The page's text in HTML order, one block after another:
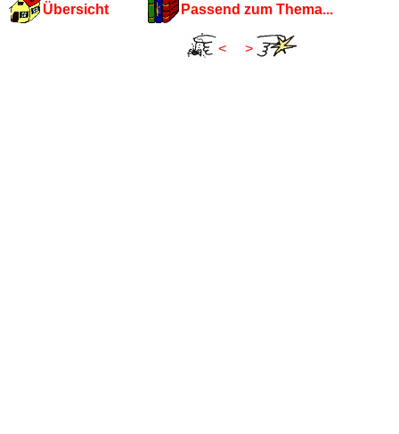
Übersicht Passend zum Thema...
< >